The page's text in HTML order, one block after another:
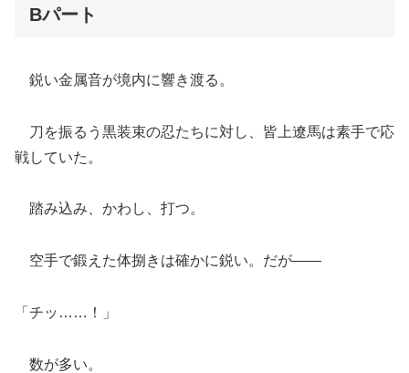
Bパート
鋭い金属音が境内に響き渡る。
刀を振るう黒装束の忍たちに対し、皆上遼馬は素手で応
戦していた。
踏み込み、かわし、打つ。
空手で鍛えた体捌きは確かに鋭い。だが――
「チッ……！」
数が多い。